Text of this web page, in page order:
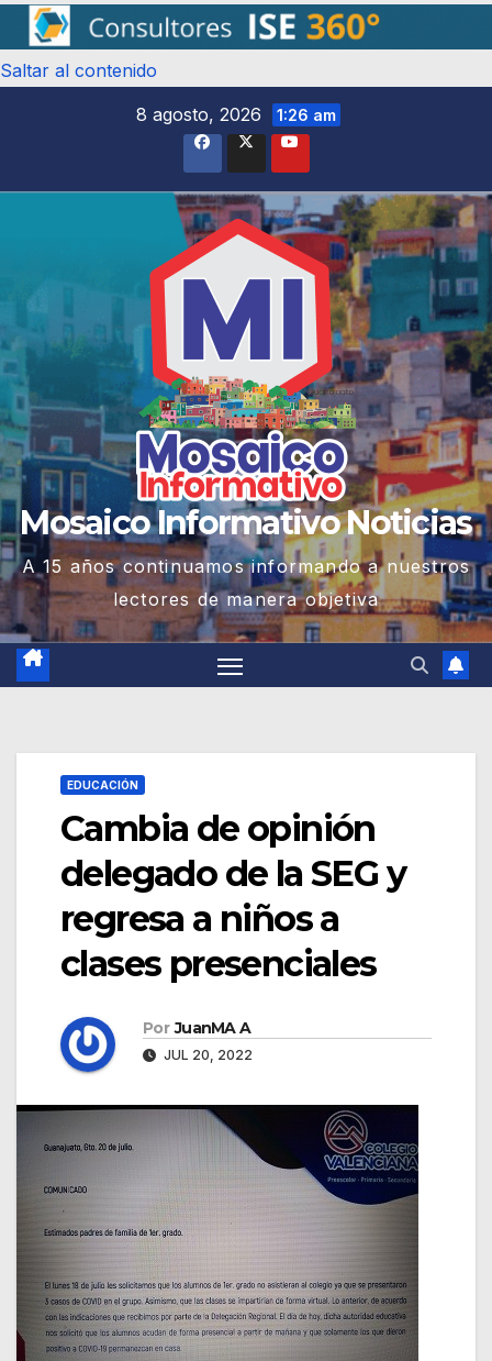
Saltar al contenido
8 agosto, 2026
1:26 am
Mosaico Informativo Noticias
A 15 años continuamos informando a nuestros
lectores de manera objetiva
EDUCACIÓN
Cambia de opinión
delegado de la SEG y
regresa a niños a
clases presenciales
Por JuanMA A
JUL 20, 2022